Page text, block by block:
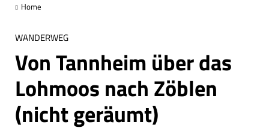
Home
WANDERWEG
Von Tannheim über das
Lohmoos nach Zöblen
(nicht geräumt)